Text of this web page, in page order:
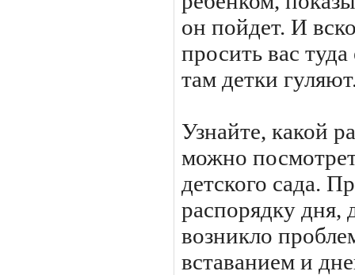
он пойдет. И
просить вас туда
там детки
Узнайте, какой
можно
детского сада.
распорядку дня,
возникло
вставанием и